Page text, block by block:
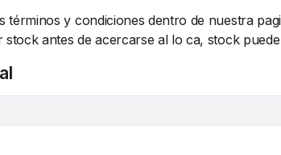
términos y condiciones dentro de nuestra
antes de acercarse al lo ca, stock